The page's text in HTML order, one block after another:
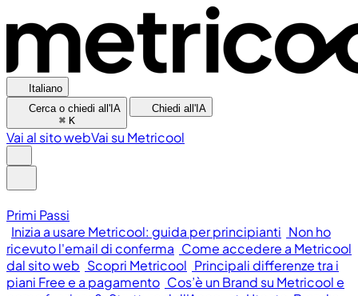
Italiano
Cerca o chiedi all'IA
⌘ K
Chiedi all'IA
Vai al sito webVai su Metricool
Primi Passi
Inizia a usare Metricool: guida per principianti Non ho
ricevuto l'email di conferma Come accedere a Metricool
dal sito web Scopri Metricool Principali differenze tra i
piani Free e a pagamento Cos’è un Brand su Metricool e